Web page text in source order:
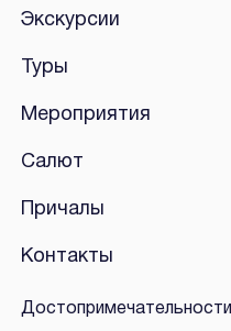
Экскурсии
Туры
Мероприятия
Салют
Причалы
Контакты
Достопримечательности